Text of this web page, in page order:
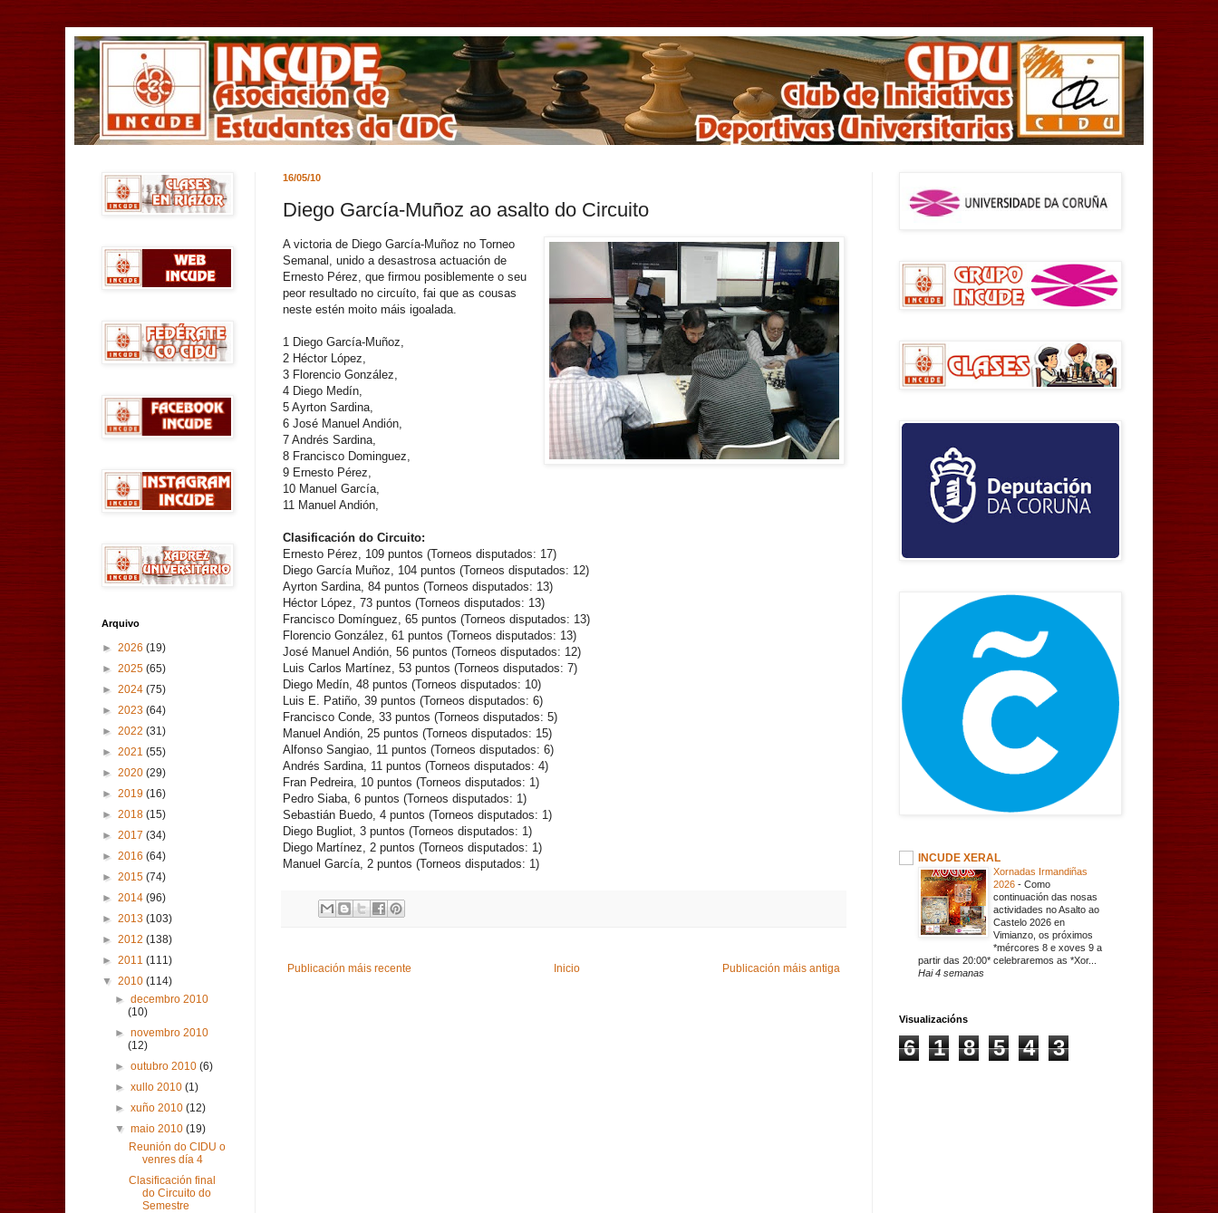
16/05/10
Diego García-Muñoz ao asalto do Circuito
A victoria de Diego García-Muñoz no Torneo
Semanal, unido a desastrosa actuación de
Ernesto Pérez, que firmou posiblemente o seu
peor resultado no circuíto, fai que as cousas
neste estén moito máis igoalada.
1 Diego García-Muñoz,
2 Héctor López,
3 Florencio González,
4 Diego Medín,
5 Ayrton Sardina,
6 José Manuel Andión,
7 Andrés Sardina,
8 Francisco Dominguez,
9 Ernesto Pérez,
10 Manuel García,
11 Manuel Andión,
Clasificación do Circuito:
Ernesto Pérez, 109 puntos (Torneos disputados: 17)
Diego García Muñoz, 104 puntos (Torneos disputados: 12)
Ayrton Sardina, 84 puntos (Torneos disputados: 13)
Héctor López, 73 puntos (Torneos disputados: 13)
Francisco Domínguez, 65 puntos (Torneos disputados: 13)
Florencio González, 61 puntos (Torneos disputados: 13)
José Manuel Andión, 56 puntos (Torneos disputados: 12)
Luis Carlos Martínez, 53 puntos (Torneos disputados: 7)
Diego Medín, 48 puntos (Torneos disputados: 10)
Luis E. Patiño, 39 puntos (Torneos disputados: 6)
Francisco Conde, 33 puntos (Torneos disputados: 5)
Manuel Andión, 25 puntos (Torneos disputados: 15)
Alfonso Sangiao, 11 puntos (Torneos disputados: 6)
Andrés Sardina, 11 puntos (Torneos disputados: 4)
Fran Pedreira, 10 puntos (Torneos disputados: 1)
Pedro Siaba, 6 puntos (Torneos disputados: 1)
Sebastián Buedo, 4 puntos (Torneos disputados: 1)
Diego Bugliot, 3 puntos (Torneos disputados: 1)
Diego Martínez, 2 puntos (Torneos disputados: 1)
Manuel García, 2 puntos (Torneos disputados: 1)
Publicación máis recente Publicación máis antiga
Inicio
Arquivo
► 2026 (19)
► 2025 (65)
► 2024 (75)
► 2023 (64)
► 2022 (31)
► 2021 (55)
► 2020 (29)
► 2019 (16)
► 2018 (15)
► 2017 (34)
► 2016 (64)
► 2015 (74)
► 2014 (96)
► 2013 (103)
► 2012 (138)
► 2011 (111)
▼ 2010 (114)
►decembro 2010
(10)
►novembro 2010
(12)
►outubro 2010(6)
►xullo 2010(1)
►xuño 2010(12)
▼maio 2010(19)
Reunión do CIDU o
venres día 4
Clasificación final
do Circuito do
Semestre
INCUDE XERAL
Xornadas Irmandiñas
2026 - Como
continuación das nosas
actividades no Asalto ao
Castelo 2026 en
Vimianzo, os próximos
*mércores 8 e xoves 9 a
partir das 20:00* celebraremos as *Xor...
Hai 4 semanas
Visualizacións
6 1 8 5 4 3